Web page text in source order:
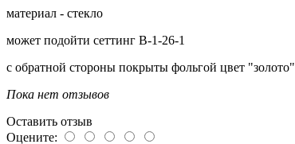
материал - стекло
может подойти сеттинг В-1-26-1
с обратной стороны покрыты фольгой цвет "золото"
Пока нет отзывов
Оставить отзыв
Оцените: